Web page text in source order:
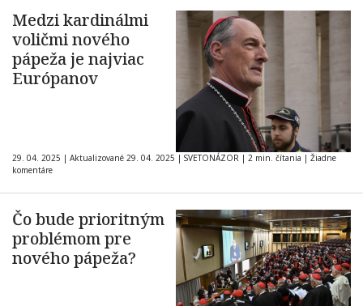
Medzi kardinálmi
voličmi nového
pápeža je najviac
Európanov
29. 04. 2025 | Aktualizované 29. 04. 2025 | SVETONÁZOR | 2 min. čítania | Žiadne
komentáre
Čo bude prioritným
problémom pre
nového pápeža?